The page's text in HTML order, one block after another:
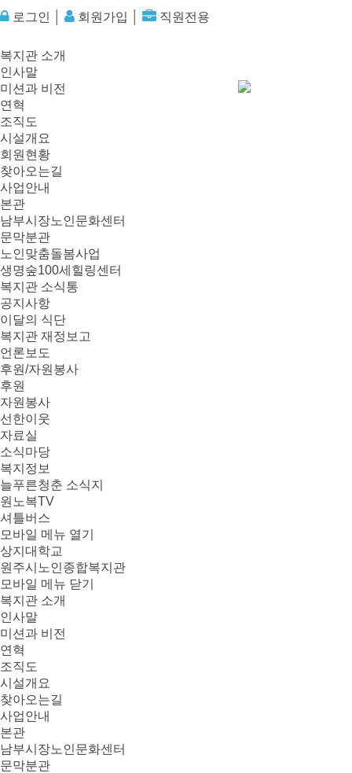
로그인 회원가입 직원전용
복지관 소개
인사말
미션과 비전
연혁
조직도
시설개요
회원현황
찾아오는길
사업안내
본관
남부시장노인문화센터
문막분관
노인맞춤돌봄사업
생명숲100세힐링센터
복지관 소식통
공지사항
이달의 식단
복지관 재정보고
언론보도
후원/자원봉사
후원
자원봉사
선한이웃
자료실
소식마당
복지정보
늘푸른청춘 소식지
원노복TV
셔틀버스
모바일 메뉴 열기
상지대학교
원주시노인종합복지관
모바일 메뉴 닫기
복지관 소개
인사말
미션과 비전
연혁
조직도
시설개요
찾아오는길
사업안내
본관
남부시장노인문화센터
문막분관